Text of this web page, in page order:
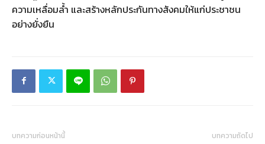
ความเหลื่อมล้ำ และสร้างหลักประกันทางสังคมให้แก่ประชาชน
อย่างยั่งยืน
บทความก่อนหน้านี้ บทความถัดไป